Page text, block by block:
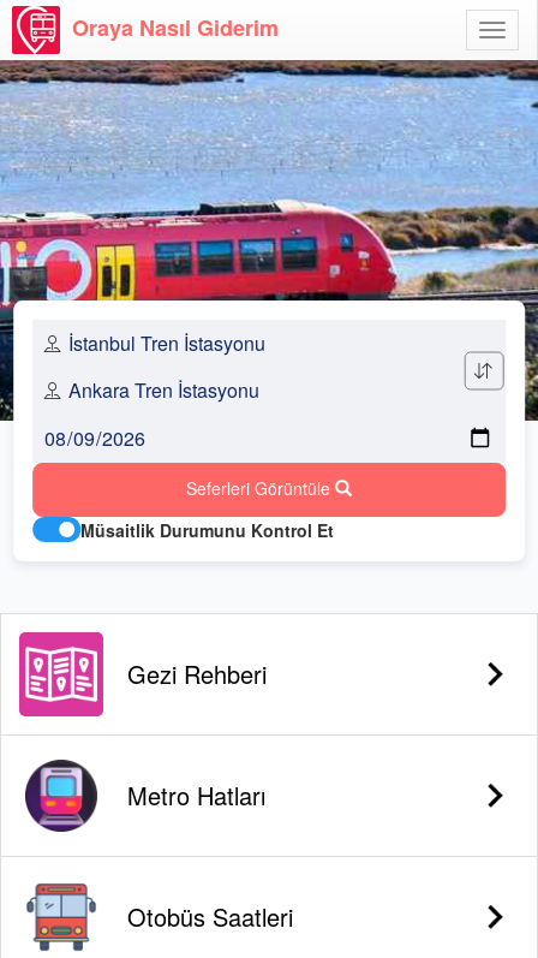
Aç
Oraya Nasıl Giderim
Seferleri Görüntüle
Müsaitlik Durumunu Kontrol Et
Gezi Rehberi
Metro Hatları
Otobüs Saatleri